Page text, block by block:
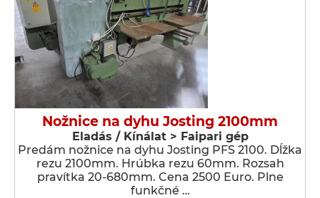
Nožnice na dyhu Josting 2100mm
Eladás / Kínálat > Faipari gép
Predám nožnice na dyhu Josting PFS 2100. Dĺžka
rezu 2100mm. Hrúbka rezu 60mm. Rozsah
pravítka 20-680mm. Cena 2500 Euro. Plne
funkčné …